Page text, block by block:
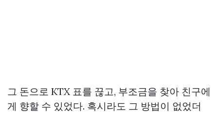
그 돈으로 KTX 표를 끊고, 부조금을 찾아 친구에
게 향할 수 있었다. 혹시라도 그 방법이 없었더